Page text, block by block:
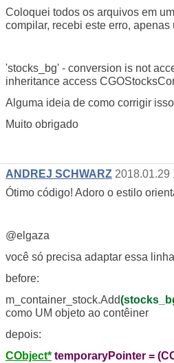
Coloquei todos os arquivos em
compilar, recebi este erro, apenas
'stocks_bg' - conversion is not
inheritance access
Alguma ideia de como corrigir
Muito obrigado
ANDREJ SCHWARZ 2018.01.29
Ótimo código! Adoro o estilo
@elgaza
você só precisa adaptar essa
before:
m_container_stock.Add
como UM objeto ao contêiner
depois:
CObject* temporaryPointer =